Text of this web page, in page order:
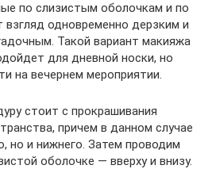
по слизистым оболочкам и по
одновременно дерзким и
Такой вариант макияжа
для дневной носки, но
на вечернем мероприятии.
стоит с прокрашивания
причем в данном случае
но и нижнего. Затем проводим
оболочке — вверху и внизу.